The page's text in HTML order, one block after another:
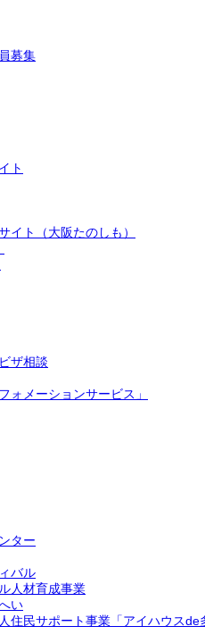
募集
ト
イト（大阪たのしも）
ザ相談
ォメーションサービス」
ター
バル
人材育成事業
い
住民サポート事業「アイハウスde